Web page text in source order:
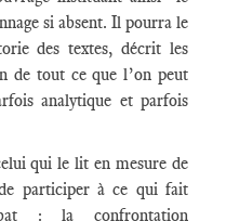
si absent. Il pourra le
des textes, décrit les
de tout ce que l’on peut
analytique et parfois
qui le lit en mesure de
participer à ce qui fait
: la confrontation